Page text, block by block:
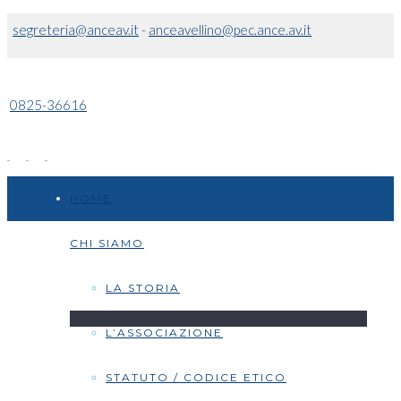
segreteria@anceav.it- anceavellino@pec.ance.av.it
0825-36616
CHI SIAMO
LA STORIA
L’ASSOCIAZIONE
STATUTO / CODICE ETICO